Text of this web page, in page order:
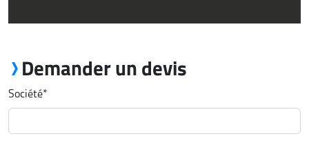
Demander un devis
Société*